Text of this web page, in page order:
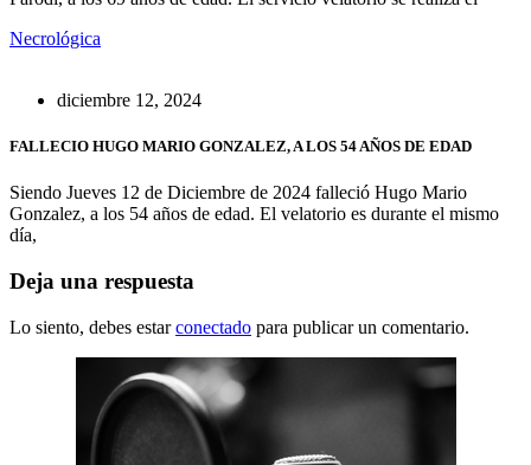
Necrológica
diciembre 12, 2024
FALLECIO HUGO MARIO GONZALEZ, A LOS 54 AÑOS DE EDAD
Siendo Jueves 12 de Diciembre de 2024 falleció Hugo Mario
Gonzalez, a los 54 años de edad. El velatorio es durante el mismo
día,
Deja una respuesta
Lo siento, debes estarconectado para publicar un comentario.